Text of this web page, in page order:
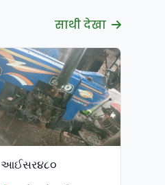
साथी देखा
આઈસર૪૮૦